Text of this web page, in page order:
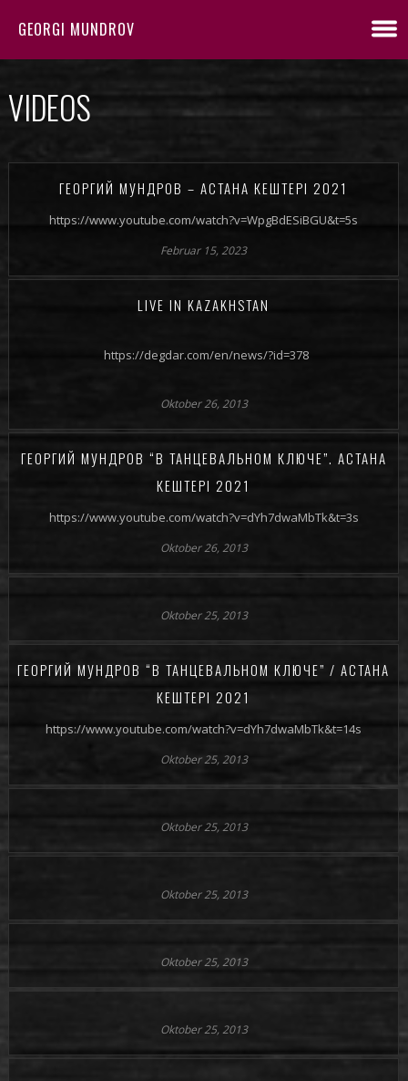
GEORGI MUNDROV
VIDEOS
ГЕОРГИЙ МУНДРОВ – АСТАНА КЕШТЕРI 2021
https://www.youtube.com/watch?v=WpgBdESiBGU&t=5s
Februar 15, 2023
LIVE IN KAZAKHSTAN
https://degdar.com/en/news/?id=378
Oktober 26, 2013
ГЕОРГИЙ МУНДРОВ “В ТАНЦЕВАЛЬНОМ КЛЮЧЕ”. АСТАНА
КЕШТЕРI 2021
https://www.youtube.com/watch?v=dYh7dwaMbTk&t=3s
Oktober 26, 2013
Oktober 25, 2013
ГЕОРГИЙ МУНДРОВ “В ТАНЦЕВАЛЬНОМ КЛЮЧЕ” / АСТАНА
КЕШТЕРI 2021
https://www.youtube.com/watch?v=dYh7dwaMbTk&t=14s
Oktober 25, 2013
Oktober 25, 2013
Oktober 25, 2013
Oktober 25, 2013
Oktober 25, 2013